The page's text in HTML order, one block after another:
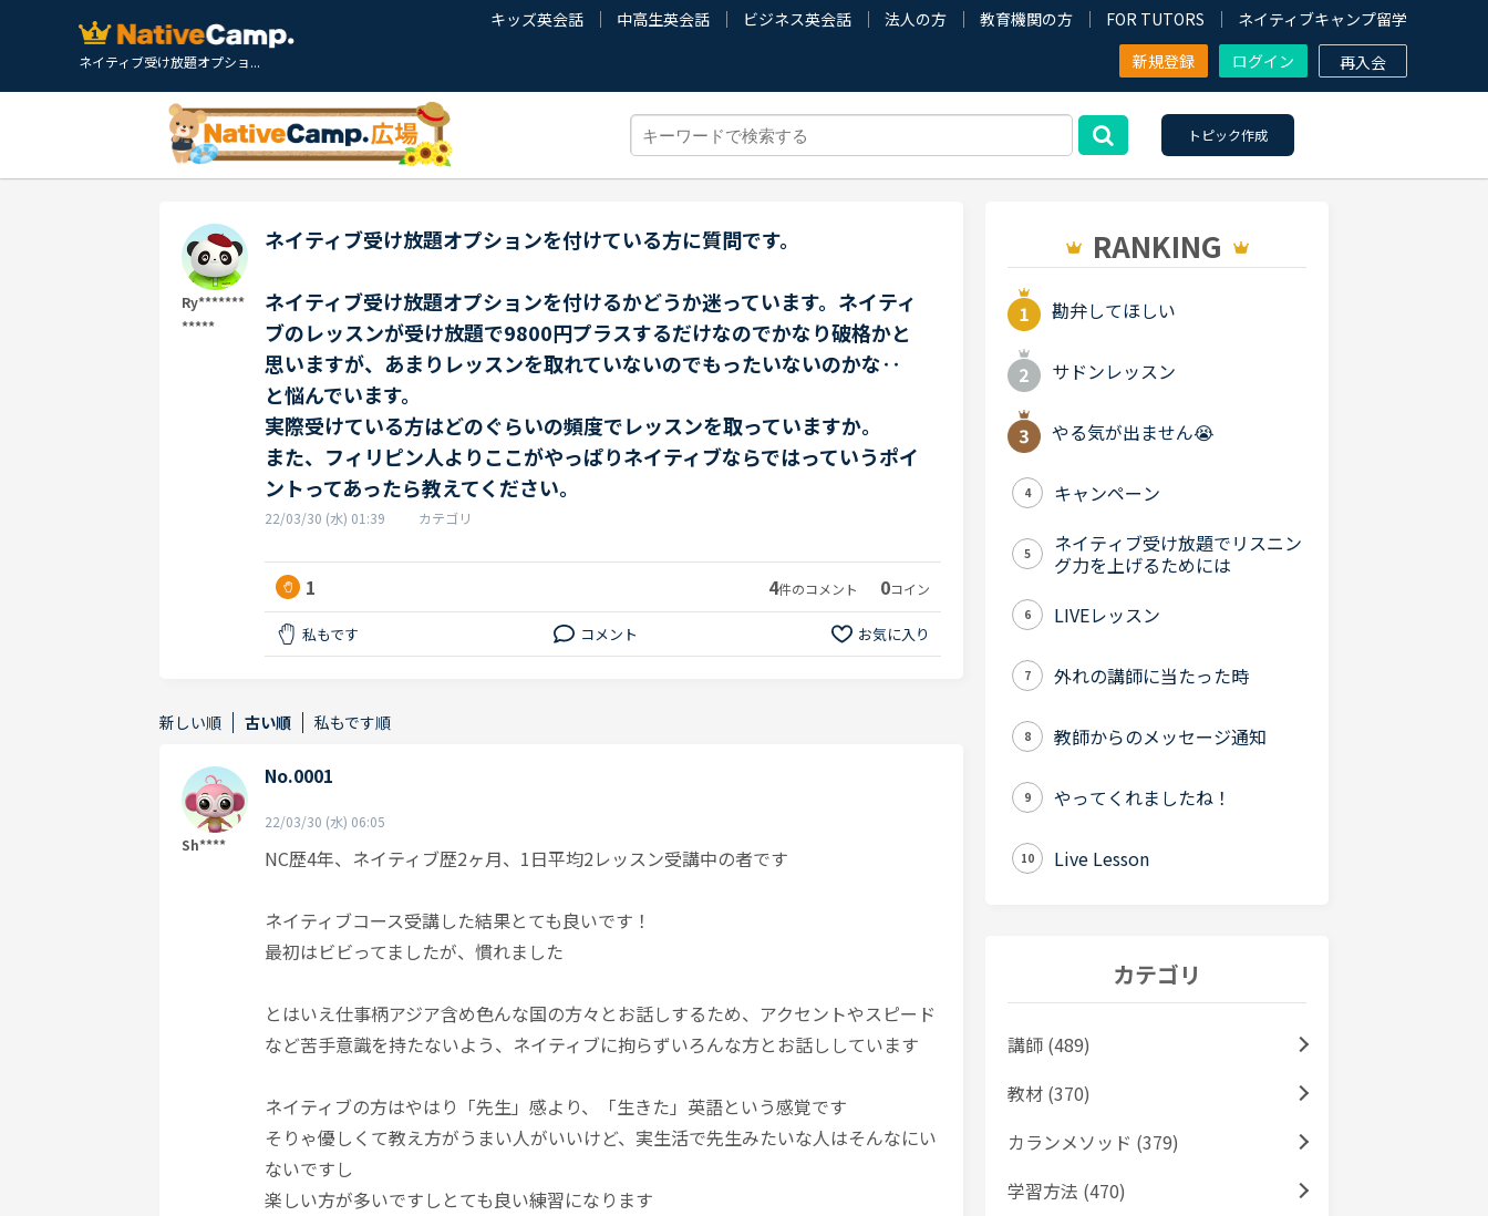
ネイティブ受け放題オプショ...
キッズ英会話 中高生英会話 ビジネス英会話 法人の方 教育機関の方 FOR TUTORS
ネイティブキャンプ留学
新規登録
ログイン 再入会
トピック作成
Ry*******
*****
ネイティブ受け放題オプションを付けている方に質問です。
ネイティブ受け放題オプションを付けるかどうか迷っています。ネイティ
ブのレッスンが受け放題で9800円プラスするだけなのでかなり破格かと
思いますが、あまりレッスンを取れていないのでもったいないのかな‥
と悩んでいます。
実際受けている方はどのぐらいの頻度でレッスンを取っていますか。
また、フィリピン人よりここがやっぱりネイティブならではっていうポイ
ントってあったら教えてください。
22/03/30 (水) 01:39 カテゴリ
1 4件のコメント 0コイン
私もです コメント お気に入り
新しい順 古い順 私もです順
Sh****
No.0001
22/03/30 (水) 06:05
NC歴4年、ネイティブ歴2ヶ月、1日平均2レッスン受講中の者です
ネイティブコース受講した結果とても良いです！
最初はビビってましたが、慣れました
とはいえ仕事柄アジア含め色んな国の方々とお話しするため、アクセントやスピード
など苦手意識を持たないよう、ネイティブに拘らずいろんな方とお話ししています
ネイティブの方はやはり「先生」感より、「生きた」英語という感覚です
そりゃ優しくて教え方がうまい人がいいけど、実生活で先生みたいな人はそんなにい
ないですし
楽しい方が多いですしとても良い練習になります
RANKING
勘弁してほしい
サドンレッスン
やる気が出ません😭
4 キャンペーン
5
ネイティブ受け放題でリスニン
グ力を上げるためには
6 LIVEレッスン
7 外れの講師に当たった時
8 教師からのメッセージ通知
9 やってくれましたね！
10 Live Lesson
カテゴリ
講師 (489)
教材 (370)
カランメソッド (379)
学習方法 (470)